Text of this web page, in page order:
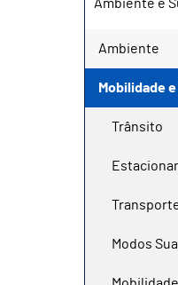
Ambiente e
Ambiente
Mobilidade
Trânsito
Modos